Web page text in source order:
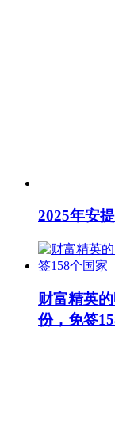
2025年安
财富精英
份，免签